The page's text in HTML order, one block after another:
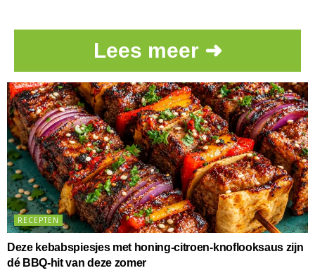
Lees meer ➜
RECEPTEN
Deze kebabspiesjes met honing-citroen-knoflooksaus zijn
dé BBQ-hit van deze zomer